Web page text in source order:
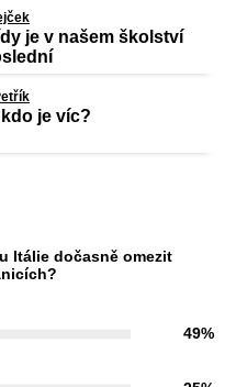
je v našem školství
je víc?
Itálie dočasně omezit
49%